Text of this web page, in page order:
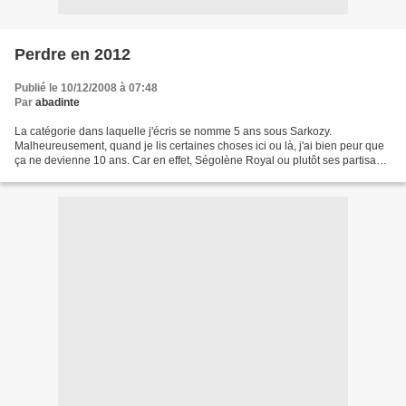
Perdre en 2012
Publié le 10/12/2008 à 07:48
Par abadinte
La catégorie dans laquelle j'écris se nomme 5 ans sous Sarkozy.
Malheureusement, quand je lis certaines choses ici ou là, j'ai bien peur que
ça ne devienne 10 ans. Car en effet, Ségolène Royal ou plutôt ses partisans